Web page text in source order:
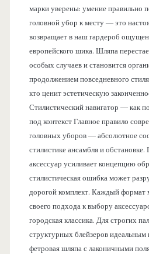
марки уверены: умение правильно
головной убор к месту — это
возвращает в наш гардероб
европейского шика. Шляпа
особых случаев и становится
продолжением повседневного
кто ценит эстетическую
Стилистический навигатор — как
под контекст Главное правило
головных уборов — абсолютное
стилистике ансамбля и
аксессуар усиливает концепцию
стилистическая ошибка может
дорогой комплект. Каждый формат
своего подхода к выбору
городская классика. Для строгих
структурных блейзеров идеальным
фетровая шляпа с лаконичными